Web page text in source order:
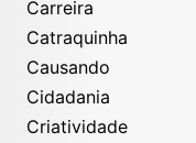
Carreira
Catraquinha
Causando
Cidadania
Criatividade